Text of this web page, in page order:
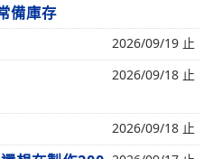
備庫存
2026/09/19 止
2026/09/18 止
2026/09/18 止